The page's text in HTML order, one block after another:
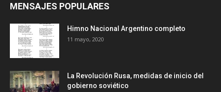
MENSAJES POPULARES
Himno Nacional Argentino completo
11 mayo, 2020
La Revolución Rusa, medidas de inicio del
gobierno soviético